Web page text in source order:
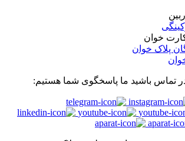
خوان
پلاک خوان
در تماس باشید ما پاسخگوی شما هستیم: